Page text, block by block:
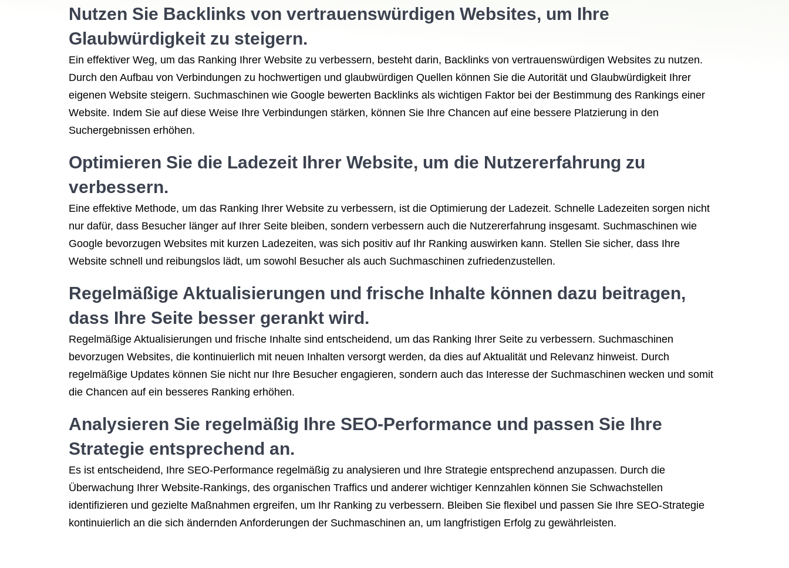
Nutzen Sie Backlinks von vertrauenswürdigen Websites, um Ihre
Glaubwürdigkeit zu steigern.
Ein effektiver Weg, um das Ranking Ihrer Website zu verbessern, besteht darin, Backlinks von vertrauenswürdigen Websites zu nutzen.
Durch den Aufbau von Verbindungen zu hochwertigen und glaubwürdigen Quellen können Sie die Autorität und Glaubwürdigkeit Ihrer
eigenen Website steigern. Suchmaschinen wie Google bewerten Backlinks als wichtigen Faktor bei der Bestimmung des Rankings einer
Website. Indem Sie auf diese Weise Ihre Verbindungen stärken, können Sie Ihre Chancen auf eine bessere Platzierung in den
Suchergebnissen erhöhen.
Optimieren Sie die Ladezeit Ihrer Website, um die Nutzererfahrung zu
verbessern.
Eine effektive Methode, um das Ranking Ihrer Website zu verbessern, ist die Optimierung der Ladezeit. Schnelle Ladezeiten sorgen nicht
nur dafür, dass Besucher länger auf Ihrer Seite bleiben, sondern verbessern auch die Nutzererfahrung insgesamt. Suchmaschinen wie
Google bevorzugen Websites mit kurzen Ladezeiten, was sich positiv auf Ihr Ranking auswirken kann. Stellen Sie sicher, dass Ihre
Website schnell und reibungslos lädt, um sowohl Besucher als auch Suchmaschinen zufriedenzustellen.
Regelmäßige Aktualisierungen und frische Inhalte können dazu beitragen,
dass Ihre Seite besser gerankt wird.
Regelmäßige Aktualisierungen und frische Inhalte sind entscheidend, um das Ranking Ihrer Seite zu verbessern. Suchmaschinen
bevorzugen Websites, die kontinuierlich mit neuen Inhalten versorgt werden, da dies auf Aktualität und Relevanz hinweist. Durch
regelmäßige Updates können Sie nicht nur Ihre Besucher engagieren, sondern auch das Interesse der Suchmaschinen wecken und somit
die Chancen auf ein besseres Ranking erhöhen.
Analysieren Sie regelmäßig Ihre SEO-Performance und passen Sie Ihre
Strategie entsprechend an.
Es ist entscheidend, Ihre SEO-Performance regelmäßig zu analysieren und Ihre Strategie entsprechend anzupassen. Durch die
Überwachung Ihrer Website-Rankings, des organischen Traffics und anderer wichtiger Kennzahlen können Sie Schwachstellen
identifizieren und gezielte Maßnahmen ergreifen, um Ihr Ranking zu verbessern. Bleiben Sie flexibel und passen Sie Ihre SEO-Strategie
kontinuierlich an die sich ändernden Anforderungen der Suchmaschinen an, um langfristigen Erfolg zu gewährleisten.